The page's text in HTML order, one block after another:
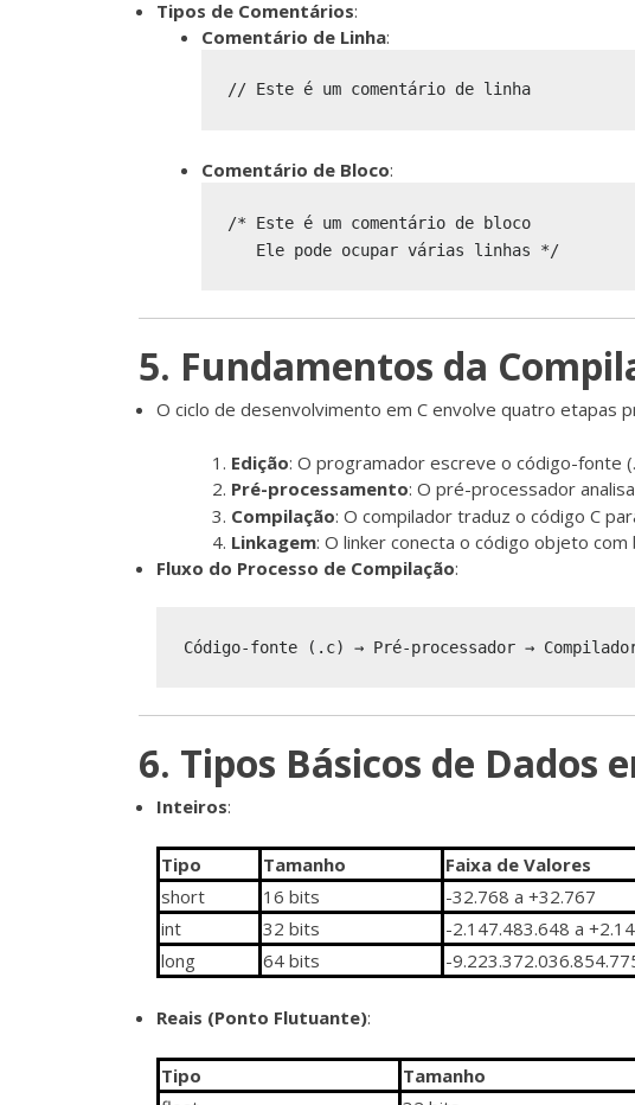
Tipos de Comentários:
Comentário de Linha:
Comentário de Bloco:
/* Este é um comentário de bloco
5. Fundamentos da
O ciclo de desenvolvimento em C envolve quatro etapas
Edição: O programador escreve o código-fonte
Pré-processamento: O pré-processador
Compilação: O compilador traduz o código C
Linkagem: O linker conecta o código objeto
Fluxo do Processo de Compilação:
6. Tipos Básicos de Dados
Inteiros:
Tipo Tamanho
Faixa de Valores
short
16 bits
-32.768 a +32.767
int
32 bits
-2.147.483.648 a
long
64 bits -
Reais (Ponto Flutuante):
Tipo Tamanho